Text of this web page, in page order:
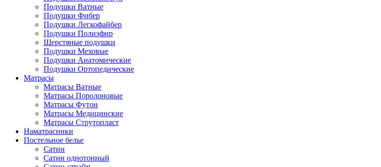
Подушки Ватные
Подушки Фибер
Подушки Легкофайбер
Подушки Полиэфир
Шерстяные подушки
Подушки Меховые
Подушки Анатомические
Подушки Ортопедические
Матрасы
Матрасы Ватные
Матрасы Поролоновые
Матрасы Футон
Матрасы Медицинские
Матрасы Струтопласт
Наматрасники
Постельное белье
Сатин
Сатин однотонный